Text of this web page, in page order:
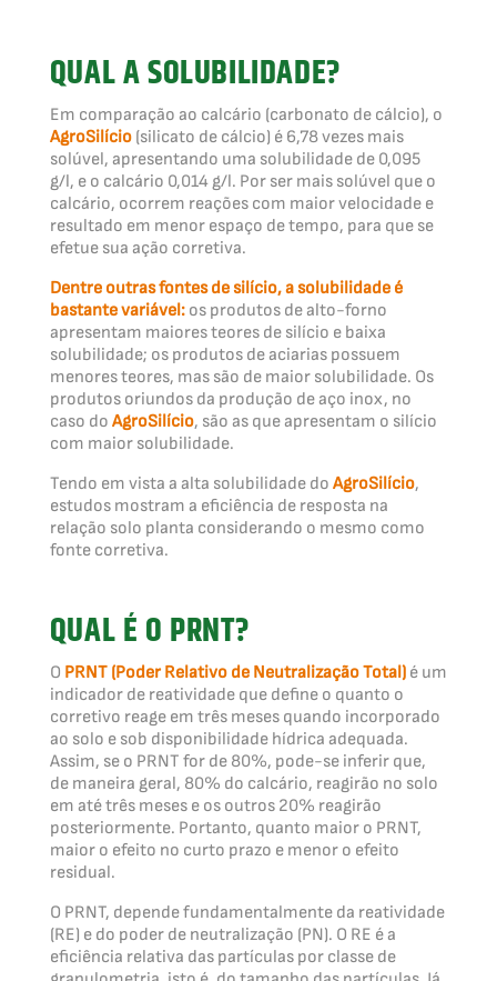
QUAL A SOLUBILIDADE?
Em comparação ao calcário (carbonato de cálcio), o
AgroSilício (silicato de cálcio) é 6,78 vezes mais
solúvel, apresentando uma solubilidade de 0,095
g/l, e o calcário 0,014 g/l. Por ser mais solúvel que o
calcário, ocorrem reações com maior velocidade e
resultado em menor espaço de tempo, para que se
efetue sua ação corretiva.
Dentre outras fontes de silício, a solubilidade é
bastante variável:os produtos de alto-forno
apresentam maiores teores de silício e baixa
solubilidade; os produtos de aciarias possuem
menores teores, mas são de maior solubilidade. Os
produtos oriundos da produção de aço inox, no
caso do AgroSilício, são as que apresentam o silício
com maior solubilidade.
Tendo em vista a alta solubilidade do AgroSilício,
estudos mostram a eficiência de resposta na
relação solo planta considerando o mesmo como
fonte corretiva.
QUAL É O PRNT?
O PRNT (Poder Relativo de Neutralização Total)é um
indicador de reatividade que define o quanto o
corretivo reage em três meses quando incorporado
ao solo e sob disponibilidade hídrica adequada.
Assim, se o PRNT for de 80%, pode-se inferir que,
de maneira geral, 80% do calcário, reagirão no solo
em até três meses e os outros 20% reagirão
posteriormente. Portanto, quanto maior o PRNT,
maior o efeito no curto prazo e menor o efeito
residual.
O PRNT, depende fundamentalmente da reatividade
(RE) e do poder de neutralização (PN). O RE é a
eficiência relativa das partículas por classe de